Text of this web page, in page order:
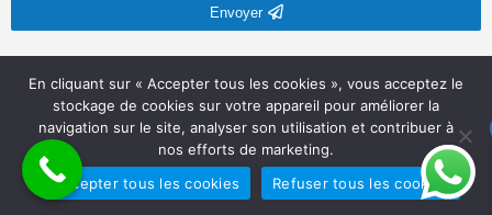
Envoyer
FRCNCTEC© Copyright 2023
En cliquant sur « Accepter tous les cookies », vous acceptez le
stockage de cookies sur votre appareil pour améliorer la
navigation sur le site, analyser son utilisation et contribuer à
nos efforts de marketing.
Accepter tous les cookies
Refuser tous les cookies